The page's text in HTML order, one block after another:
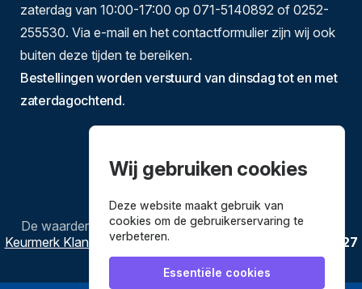
zaterdag van 10:00-17:00 op 071-5140892 of 0252-
255530. Via e-mail en het contactformulier zijn wij ook
buiten deze tijden te bereiken.
Bestellingen worden verstuurd van dinsdag tot en met
zaterdagochtend.
De waardering vanBestekenpannen.nlbijWebwinkel
Keurmerk Klantbeoordelingen
3627
reviews.
Wij gebruiken cookies
Deze website maakt gebruik van
cookies om de gebruikerservaring te
verbeteren.
Essentiële cookies